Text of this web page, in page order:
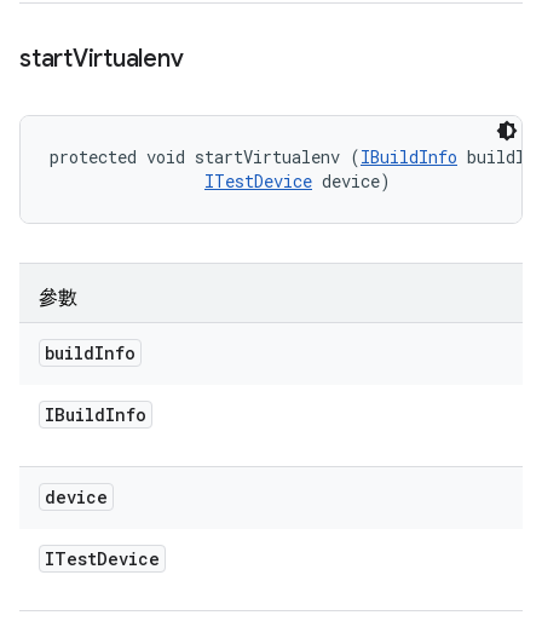
startVirtualenv
protected void startVirtualenv (IBuildInfo
ITestDevice device)
參數
buildInfo
IBuildInfo
device
ITestDevice